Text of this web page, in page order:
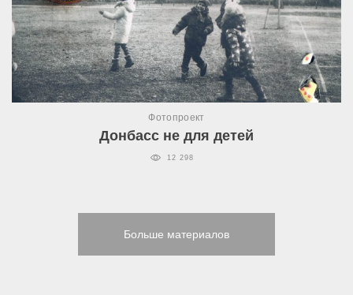
Фотопроект
Донбасс не для детей
12 298
Больше материалов